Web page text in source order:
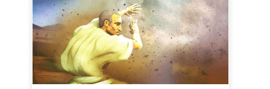
超级真理：我将一生取悦上帝。
超级经文：“
人非有信，就不能得神的喜悦；因为
到神面前来的人必须信有神，且信祂赏赐那寻求祂
的人。”《希伯来书》11:6 (和合本)
第3课上帝信守祂的应许